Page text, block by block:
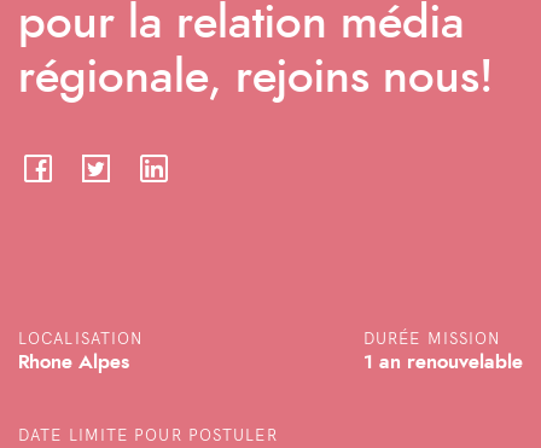
pour la relation média
régionale, rejoins nous!
LOCALISATION
Rhone Alpes
DURÉE MISSION
1 an renouvelable
DATE LIMITE POUR POSTULER